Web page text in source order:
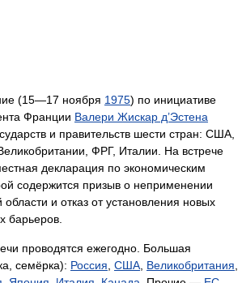
(15—17 ноября 1975) по инициативе
Франции Валери Жискар д’Эстена
и правительств шести стран: США,
ФРГ, Италии. На встрече
декларация по экономическим
содержится призыв о неприменении
области и отказ от установления новых
барьеров.
проводятся ежегодно. Большая
семёрка): Россия, США, Великобритания,